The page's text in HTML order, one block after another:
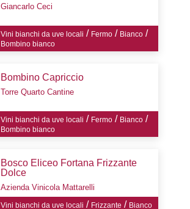
Giancarlo Ceci
Vini bianchi da uve locali / Fermo / Bianco /
Bombino bianco
Bombino Capriccio
Torre Quarto Cantine
Vini bianchi da uve locali / Fermo / Bianco /
Bombino bianco
Bosco Eliceo Fortana Frizzante
Dolce
Azienda Vinicola Mattarelli
Vini bianchi da uve locali / Frizzante / Bianco